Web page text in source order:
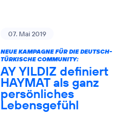
07. Mai 2019
NEUE KAMPAGNE FÜR DIE DEUTSCH-
TÜRKISCHE COMMUNITY:
AY YILDIZ definiert
HAYMAT als ganz
persönliches
Lebensgefühl